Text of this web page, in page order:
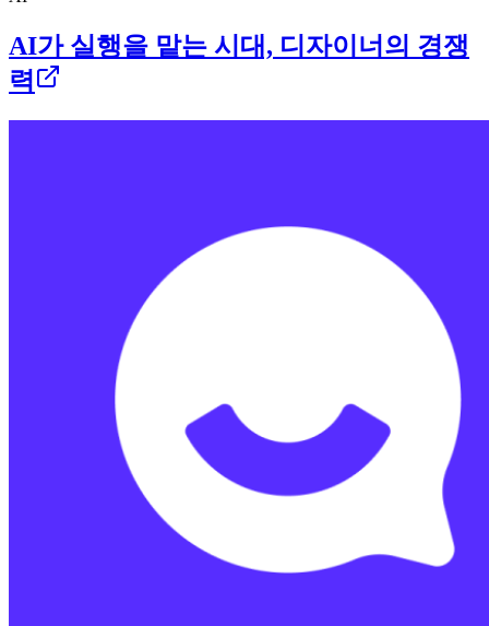
AI가 실행을 맡는 시대, 디자이너의 경쟁
력